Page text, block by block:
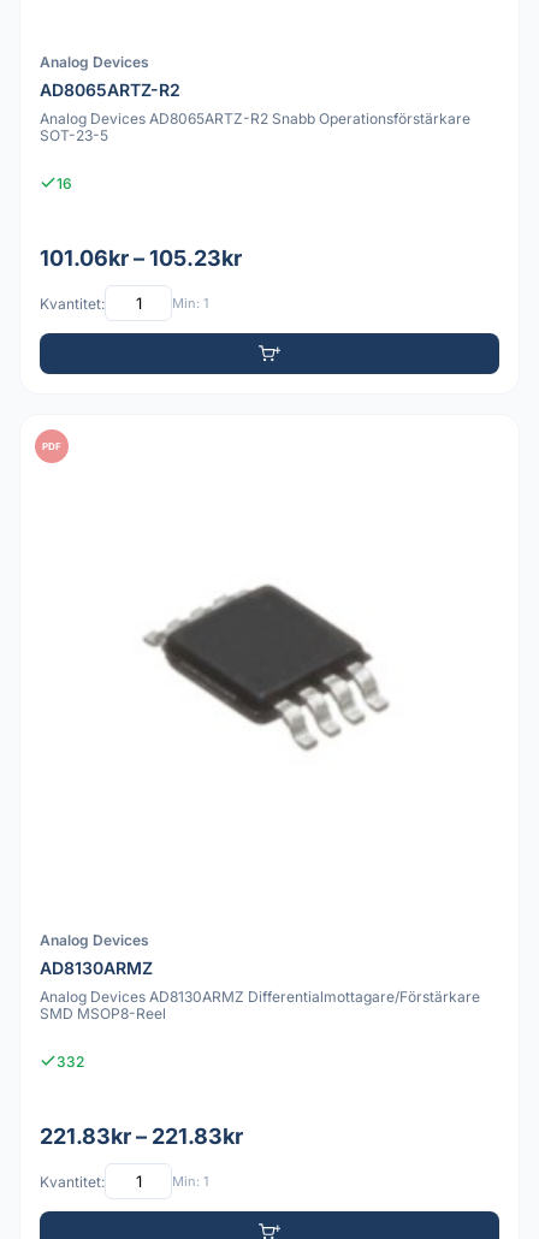
Analog Devices
AD8065ARTZ-R2
Analog Devices AD8065ARTZ-R2 Snabb Operationsförstärkare
SOT-23-5
16
101.06kr – 105.23kr
Kvantitet: Min: 1
PDF
Analog Devices
AD8130ARMZ
Analog Devices AD8130ARMZ Differentialmottagare/Förstärkare
SMD MSOP8-Reel
332
221.83kr – 221.83kr
Kvantitet: Min: 1